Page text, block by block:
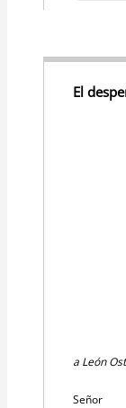
El
a León
Señor